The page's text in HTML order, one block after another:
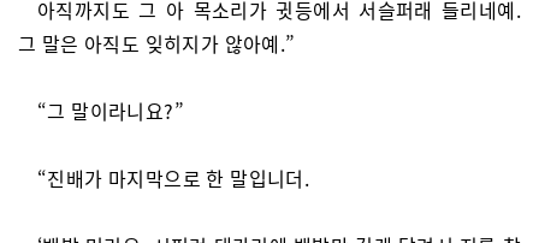
아직까지도 그 아 목소리가 귓등에서 서슬퍼래 들리네예.
그 말은 아직도 잊히지가 않아예.”
“그 말이라니요?”
“진배가 마지막으로 한 말입니더.